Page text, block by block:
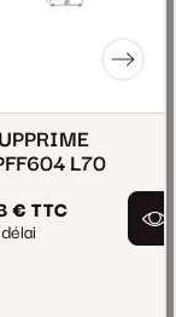
UTIL.PFF604 L70
€ TTC